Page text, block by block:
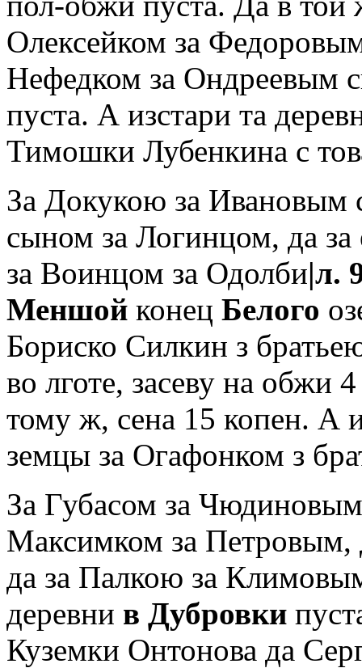
Олексейком за
Нефедком за Ондреевым
пуста. А изстари та
Тимошки Лубенкина с
За Докукою за Ивановым
сыном за Логинцом, да
за Воинцом за Одолби|л.
Меншой конец Белого
Бориско Силкин з
во лготе, засеву на обжи
тому ж, сена 15 копен. А
земцы за Огафонком з
За Губасом за
Максимком за Петровым,
да за Палкою за
деревни в Дубровки
Куземки Онтонова да